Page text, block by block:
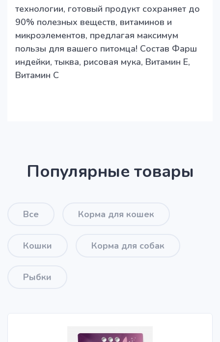
технологии, готовый продукт сохраняет до
90% полезных веществ, витаминов и
микроэлементов, предлагая максимум
пользы для вашего питомца! Состав Фарш
индейки, тыква, рисовая мука, Витамин Е,
Витамин С
Популярные товары
Все Корма для кошек
Кошки Корма для собак
Рыбки